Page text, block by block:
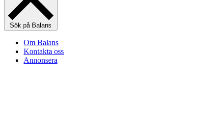
Sök på Balans
Om Balans
Kontakta oss
Annonsera